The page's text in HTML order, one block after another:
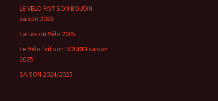
LE VELO FAIT SON BOUDIN
saison 2026
Faites du Vélo 2025
Le Vélo fait son BOUDIN saison
2025
SAISON 2024/2025